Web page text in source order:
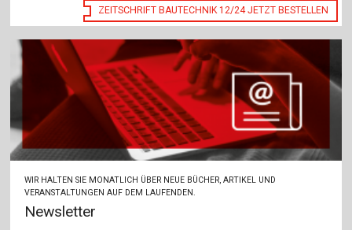
ZEITSCHRIFT BAUTECHNIK 12/24 JETZT BESTELLEN
WIR HALTEN SIE MONATLICH ÜBER NEUE BÜCHER, ARTIKEL UND
VERANSTALTUNGEN AUF DEM LAUFENDEN.
Newsletter